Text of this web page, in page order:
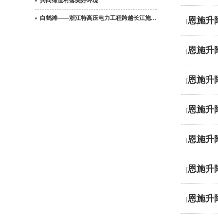
白鹤滩——浙江特高压电力工程跨越长江施… [恩施升
[恩施升
[恩施升
[恩施升
[恩施升
[恩施升
[恩施升